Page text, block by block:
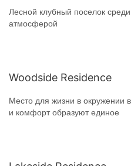
Лесной клубный поселок
атмосферой
Woodside Residence
Место для жизни в окружении
и комфорт образуют единое